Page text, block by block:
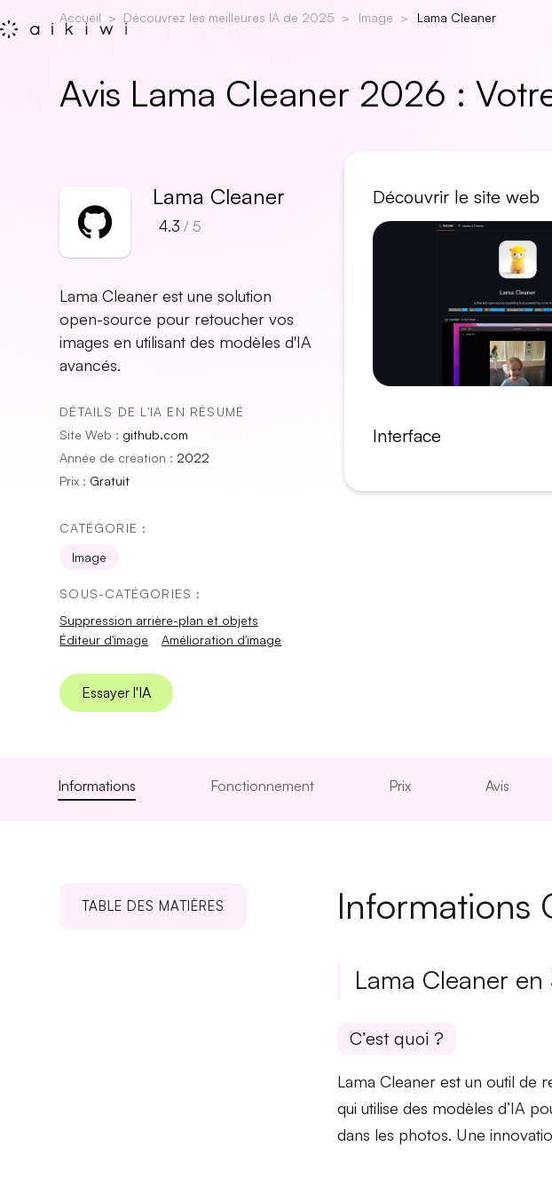
Accueil Découvrez les meilleures IA de 2025 Image Lama Cleaner
Avis Lama Cleaner 2026 :
Lama Cleaner
4.3 / 5
Lama Cleaner est une solution
open-source pour retoucher vos
images en utilisant des modèles d'IA
avancés.
DÉTAILS DE L'IA EN RÉSUMÉ
Site Web : github.com
Année de création : 2022
Prix : Gratuit
CATÉGORIE :
Image
SOUS-CATÉGORIES :
Suppression arrière-plan et objets
Éditeur d'image
Amélioration d'image
Essayer l'IA
Découvrir le site web
Interface
Informations Fonctionnement Prix Avis
TABLE DES MATIÈRES Informations
Lama Cleaner en
C’est quoi ?
Lama Cleaner est un outil de
qui utilise des modèles d’IA
dans les photos. Une